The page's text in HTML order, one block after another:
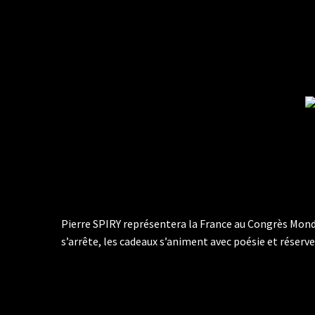
Pierre SPIRY représentera la France au Congrès
s’arrête, les cadeaux s’animent avec poésie et